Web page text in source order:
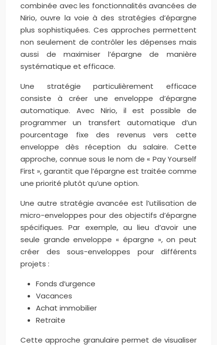
combinée avec les fonctionnalités avancées de
Nirio, ouvre la voie à des stratégies d’épargne
plus sophistiquées. Ces approches permettent
non seulement de contrôler les dépenses mais
aussi de maximiser l’épargne de manière
systématique et efficace.
Une stratégie particulièrement efficace
consiste à créer une enveloppe d’épargne
automatique. Avec Nirio, il est possible de
programmer un transfert automatique d’un
pourcentage fixe des revenus vers cette
enveloppe dès réception du salaire. Cette
approche, connue sous le nom de « Pay Yourself
First », garantit que l’épargne est traitée comme
une priorité plutôt qu’une option.
Une autre stratégie avancée est l’utilisation de
micro-enveloppes pour des objectifs d’épargne
spécifiques. Par exemple, au lieu d’avoir une
seule grande enveloppe « épargne », on peut
créer des sous-enveloppes pour différents
projets :
Fonds d’urgence
Vacances
Achat immobilier
Retraite
Cette approche granulaire permet de visualiser